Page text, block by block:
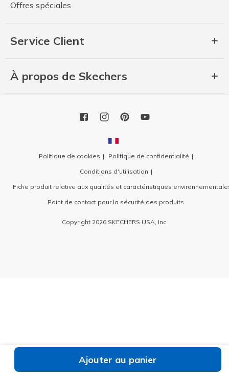
Ajouter au panier
Offres spéciales
Service Client
À propos de Skechers
Politique de cookies
Politique de confidentialité
Conditions d'utilisation
Fiche produit relative aux qualités et caractéristiques
Point de contact pour la sécurité des produits
Copyright 2026 SKECHERS USA, Inc.